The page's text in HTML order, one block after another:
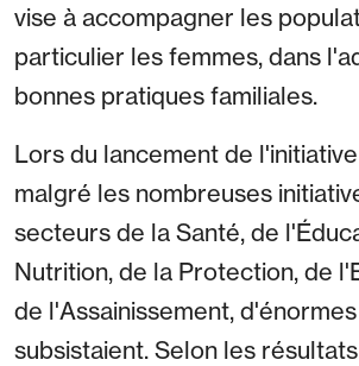
vise à accompagner les
particulier les femmes, dans
bonnes pratiques familiales.
Lors du lancement de
malgré les nombreuses
secteurs de la Santé, de
Nutrition, de la Protection, de
de l'Assainissement,
subsistaient. Selon les